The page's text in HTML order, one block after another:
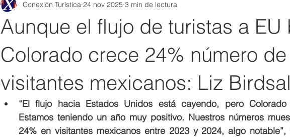
Aunque el flujo de turistas a EU
Colorado crece 24% número de
visitantes mexicanos: Liz
Conexión Turística 24 nov 2025 3 min de lectura
“El flujo hacia Estados Unidos está cayendo, pero
Estamos teniendo un año muy positivo. Nuestros números
24% en visitantes mexicanos entre 2023 y 2024, algo